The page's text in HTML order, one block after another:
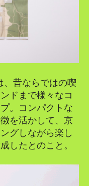
、昔ならではの喫
ドまで様々なコ
。コンパクトな
を活かして、京
グしながら楽し
したとのこと。